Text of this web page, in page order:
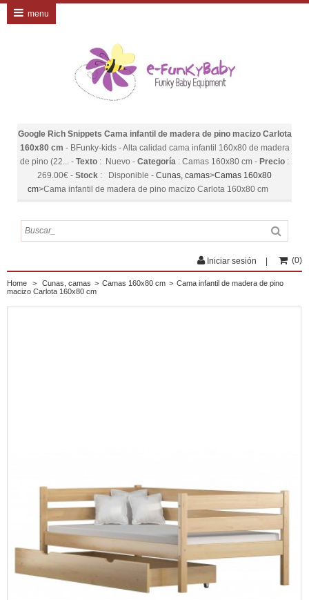
Google Rich Snippets Cama infantil de madera de pino macizo Carlota
160x80 cm - BFunky-kids-Alta calidad cama infantil 160x80 de madera
de pino (22... - Texto : Nuevo - Categoría : Camas 160x80 cm - Precio :
269.00€ - Stock : Disponible - Cunas, camas>Camas 160x80
cm>Cama infantil de madera de pino macizo Carlota 160x80 cm
menu
(0)
Iniciar sesión
Home > Cunas, camas > Camas 160x80 cm > Cama infantil de madera de pino
macizo Carlota 160x80 cm